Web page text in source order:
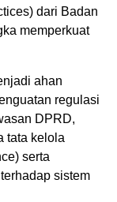
dari Badan
memperkuat
ahan
regulasi
DPRD,
tata kelola
serta
sistem